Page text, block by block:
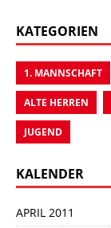
KATEGORIEN
1. MANNSCHAFT
ALTE HERREN
JUGEND
KALENDER
APRIL 2011